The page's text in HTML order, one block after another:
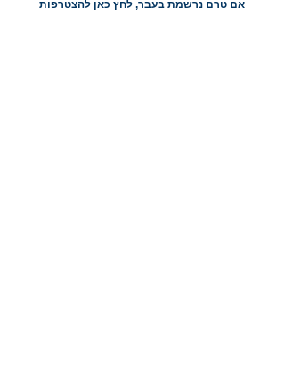
אם טרם נרשמת בעבר, לחץ כאן להצטרפות